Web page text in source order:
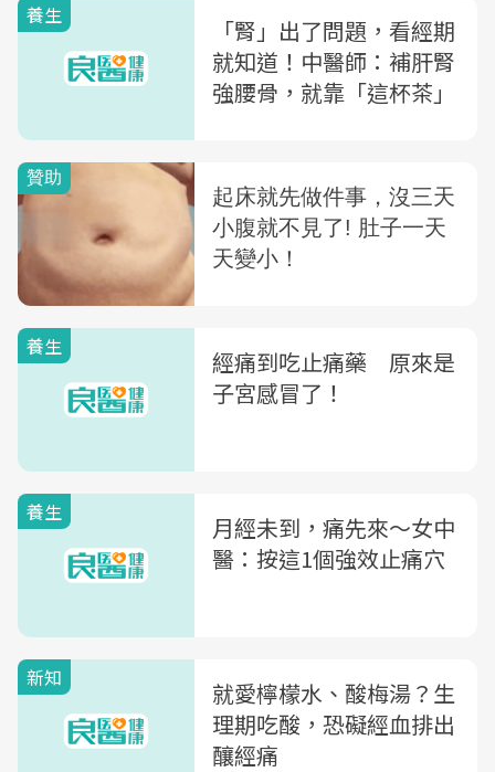
養生
「腎」出了問題，看經期
就知道！中醫師：補肝腎
強腰骨，就靠「這杯茶」
養生
經痛到吃止痛藥 原來是
子宮感冒了！
養生
月經未到，痛先來～女中
醫：按這1個強效止痛穴
新知
就愛檸檬水、酸梅湯？生
理期吃酸，恐礙經血排出
釀經痛